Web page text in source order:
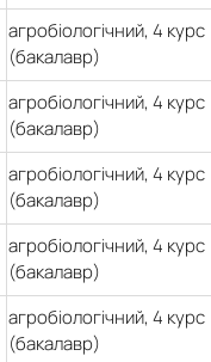
агробіологічний, 4 курс
(бакалавр)
агробіологічний, 4 курс
(бакалавр)
агробіологічний, 4 курс
(бакалавр)
агробіологічний, 4 курс
(бакалавр)
агробіологічний, 4 курс
(бакалавр)